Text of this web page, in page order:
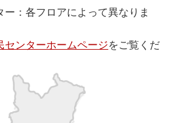
：各フロアによって異なりま
センターホームページをご覧くだ